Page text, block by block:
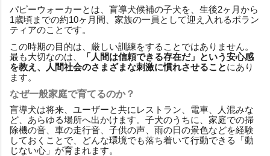
パピーウォーカーとは、盲導犬候補の子犬を、生後2ヶ月から
1歳頃までの約10ヶ月間、家族の一員として迎え入れるボラン
ティアのことです。
この時期の目的は、厳しい訓練をすることではありません。
最も大切なのは、
「人間は信頼できる存在だ」という安心感
を教え、人間社会のさまざまな刺激に慣れさせることにあり
ます。
なぜ一般家庭で育てるのか？
盲導犬は将来、ユーザーと共にレストラン、電車、人混みな
ど、あらゆる場所へ出かけます。子犬のうちに、家庭での掃
除機の音、車の走行音、子供の声、雨の日の景色などを経験
しておくことで、どんな環境でも落ち着いて行動できる「動
じない心」が育まれます。